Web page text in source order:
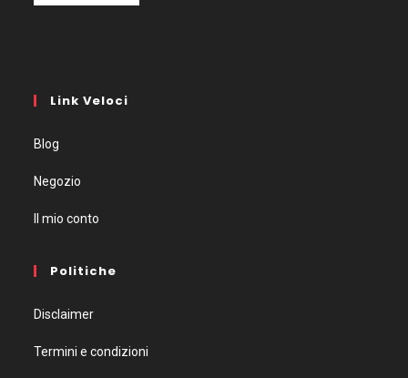
Link Veloci
Blog
Negozio
Il mio conto
Politiche
Disclaimer
Termini e condizioni